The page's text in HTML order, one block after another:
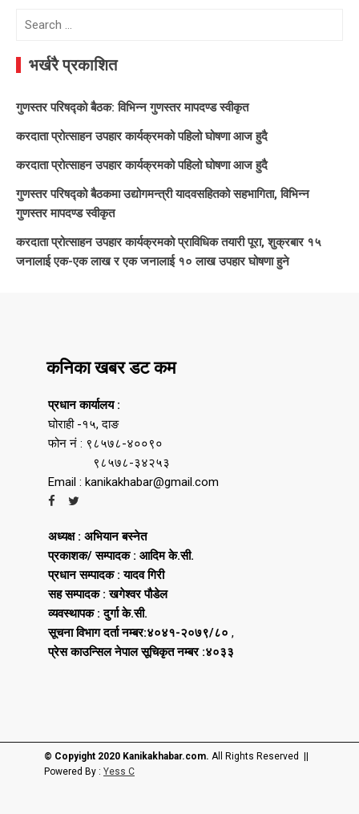
Search
भर्खरै प्रकाशित
गुणस्तर परिषद्को बैठक: विभिन्न गुणस्तर मापदण्ड स्वीकृत
करदाता प्रोत्साहन उपहार कार्यक्रमको पहिलो घोषणा आज हुदै
करदाता प्रोत्साहन उपहार कार्यक्रमको पहिलो घोषणा आज हुदै
गुणस्तर परिषद्को बैठकमा उद्योगमन्त्री यादवसहितको सहभागिता, विभिन्न
गुणस्तर मापदण्ड स्वीकृत
करदाता प्रोत्साहन उपहार कार्यक्रमको प्राविधिक तयारी पूरा, शुक्रबार १५
जनालाई एक-एक लाख र एक जनालाई १० लाख उपहार घोषणा हुने
कनिका खबर डट कम
प्रधान कार्यालय :
घोराही -१५, दाङ
फोन नं : ९८५७८-४००९०
९८५७८-३४२५३
Email : kanikakhabar@gmail.com
अध्यक्ष : अभियान बस्नेत
प्रकाशक/ सम्पादक : आदिम के.सी.
प्रधान सम्पादक : यादव गिरी
सह सम्पादक : खगेश्वर पौडेल
व्यवस्थापक : दुर्गा के.सी.
सूचना विभाग दर्ता नम्बर:४०४१-२०७९/८० ,
प्रेस काउन्सिल नेपाल सूचिकृत नम्बर :४०३३
© Copyight 2020 Kanikakhabar.com. All Rights Reserved ||
Powered By : Yess C